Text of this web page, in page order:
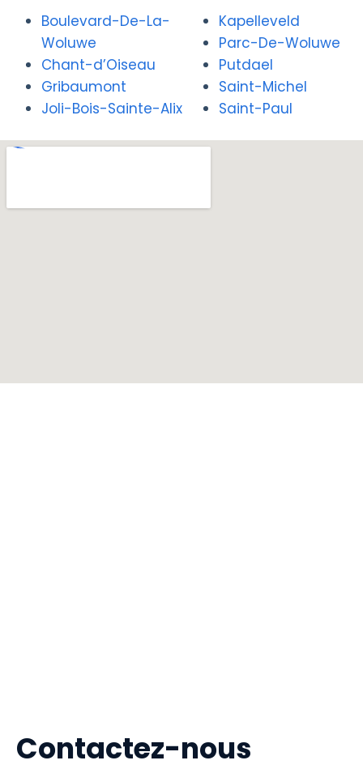
Boulevard-De-La-
Woluwe
Chant-d’Oiseau
Gribaumont
Joli-Bois-Sainte-Alix
Kapelleveld
Parc-De-Woluwe
Putdael
Saint-Michel
Saint-Paul
Contactez-nous